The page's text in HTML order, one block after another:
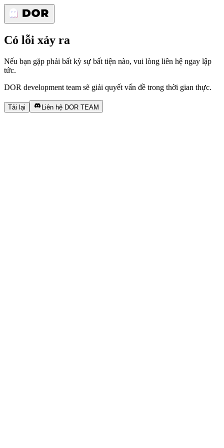
Có lỗi xảy ra
Nếu bạn gặp phải bất kỳ sự bất tiện nào, vui lòng liên hệ ngay lập
tức.
DOR development team sẽ giải quyết vấn đề trong thời gian thực.
Tải lại Liên hệ DOR TEAM